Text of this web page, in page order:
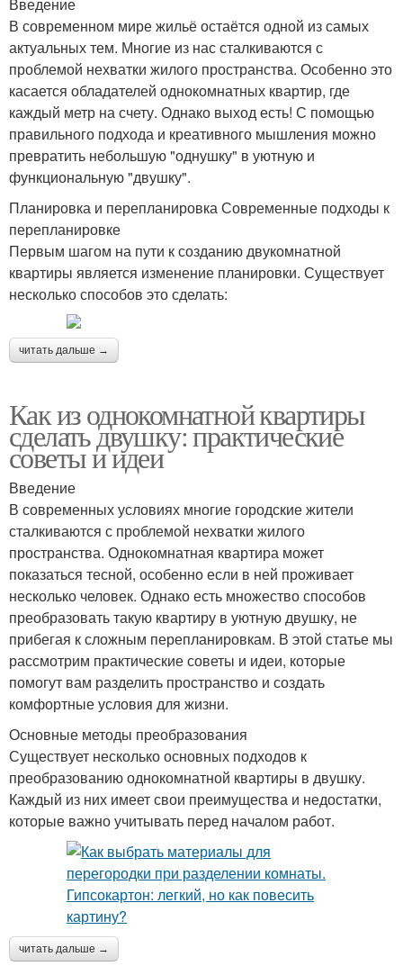
Введение
В современном мире жильё остаётся одной из самых
актуальных тем. Многие из нас сталкиваются с
проблемой нехватки жилого пространства. Особенно это
касается обладателей однокомнатных квартир, где
каждый метр на счету. Однако выход есть! С помощью
правильного подхода и креативного мышления можно
превратить небольшую "однушку" в уютную и
функциональную "двушку".
Планировка и перепланировка Современные подходы к
перепланировке
Первым шагом на пути к созданию двукомнатной
квартиры является изменение планировки. Существует
несколько способов это сделать:
читать дальше →
Как из однокомнатной квартиры
сделать двушку: практические
советы и идеи
Введение
В современных условиях многие городские жители
сталкиваются с проблемой нехватки жилого
пространства. Однокомнатная квартира может
показаться тесной, особенно если в ней проживает
несколько человек. Однако есть множество способов
преобразовать такую квартиру в уютную двушку, не
прибегая к сложным перепланировкам. В этой статье мы
рассмотрим практические советы и идеи, которые
помогут вам разделить пространство и создать
комфортные условия для жизни.
Основные методы преобразования
Существует несколько основных подходов к
преобразованию однокомнатной квартиры в двушку.
Каждый из них имеет свои преимущества и недостатки,
которые важно учитывать перед началом работ.
читать дальше →